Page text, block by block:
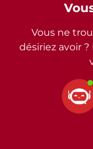
Vous ne
désiriez avoir